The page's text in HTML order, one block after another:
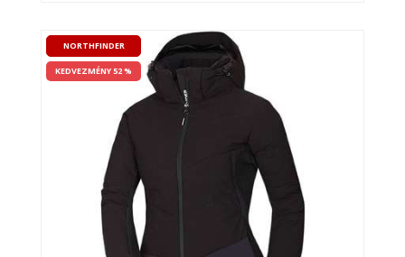
NORTHFINDER
KEDVEZMÉNY 52 %